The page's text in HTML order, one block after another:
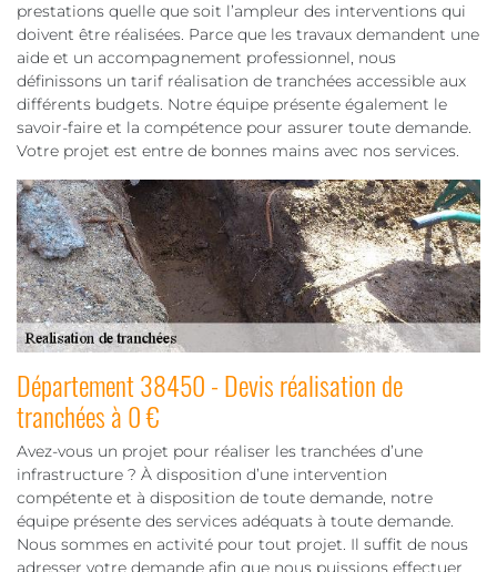
prestations quelle que soit l’ampleur des interventions qui
doivent être réalisées. Parce que les travaux demandent une
aide et un accompagnement professionnel, nous
définissons un tarif réalisation de tranchées accessible aux
différents budgets. Notre équipe présente également le
savoir-faire et la compétence pour assurer toute demande.
Votre projet est entre de bonnes mains avec nos services.
Département 38450 - Devis réalisation de
tranchées à 0 €
Avez-vous un projet pour réaliser les tranchées d’une
infrastructure ? À disposition d’une intervention
compétente et à disposition de toute demande, notre
équipe présente des services adéquats à toute demande.
Nous sommes en activité pour tout projet. Il suffit de nous
adresser votre demande afin que nous puissions effectuer